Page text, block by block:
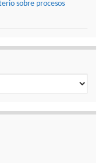
sobre procesos